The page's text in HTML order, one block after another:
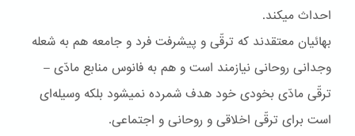
احداث ميکند.
بهائيان معتقدند که ترقّی و پيشرفت فرد و جامعه هم به شعله
وجدانی روحانی نيازمند است و هم به فانوس منابع مادّی –
ترقّی مادّی بخودی خود هدف شمرده نميشود بلکه وسيله‌ای
است برای ترقّی اخلاقی و روحانی و اجتماعی.